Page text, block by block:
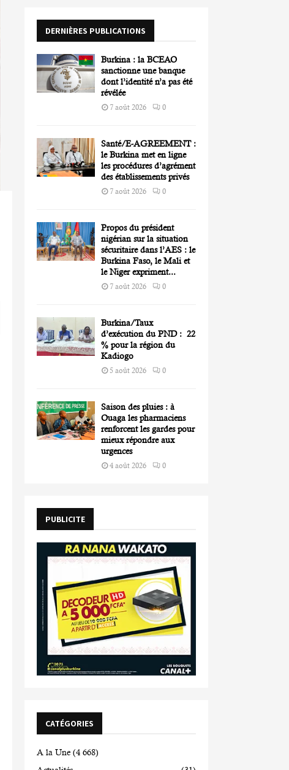
r
H
DERNIÈRES PUBLICATIONS
Burkina : la BCEAO
sanctionne une banque
dont l’identité n’a pas été
révélée
7 août 2026 0
Santé/E-AGREEMENT :
le Burkina met en ligne
les procédures d’agrément
des établissements privés
7 août 2026 0
Propos du président
nigérian sur la situation
sécuritaire dans l’AES : le
Burkina Faso, le Mali et
le Niger expriment...
7 août 2026 0
Burkina/Taux
d’exécution du PND : 22
% pour la région du
Kadiogo
5 août 2026 0
Saison des pluies : à
Ouaga les pharmaciens
renforcent les gardes pour
mieux répondre aux
urgences
4 août 2026 0
PUBLICITE
CATÉGORIES
A la Une (4 668)